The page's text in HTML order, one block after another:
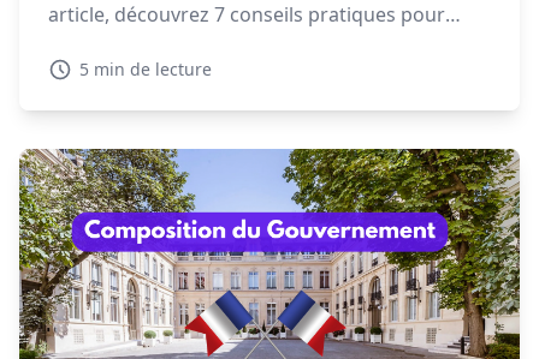
article, découvrez 7 conseils pratiques pour
répondre sereinement aux questions qui vous
5 min de lecture